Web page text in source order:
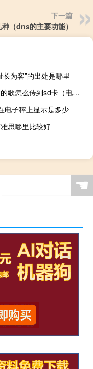
下一篇
（dns的主要功能）
长为客”的出处是哪里
电脑的歌怎么传到sd卡（电脑的歌怎么传到mp3）
电子秤上显示是多少
思哪里比较好
☚